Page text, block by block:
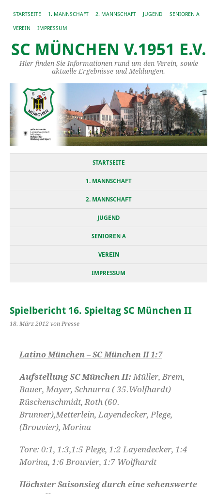
STARTSEITE 1. MANNSCHAFT 2. MANNSCHAFT JUGEND SENIOREN A
VEREIN IMPRESSUM
SC MÜNCHEN V.1951 E.V.
Hier finden Sie Informationen rund um den Verein, sowie
aktuelle Ergebnisse und Meldungen.
STARTSEITE
1. MANNSCHAFT
2. MANNSCHAFT
JUGEND
SENIOREN A
VEREIN
IMPRESSUM
Spielbericht 16. Spieltag SC München II
18. März 2012 von Presse
Latino München – SC München II 1:7
Aufstellung SC München II: Müller, Brem,
Bauer, Mayer, Schnurra ( 35.Wolfhardt)
Rüschenschmidt, Roth (60.
Brunner),Metterlein, Layendecker, Plege,
(Brouvier), Morina
Tore: 0:1, 1:3,1:5 Plege, 1:2 Layendecker, 1:4
Morina, 1:6 Brouvier, 1:7 Wolfhardt
Höchster Saisonsieg durch eine sehenswerte